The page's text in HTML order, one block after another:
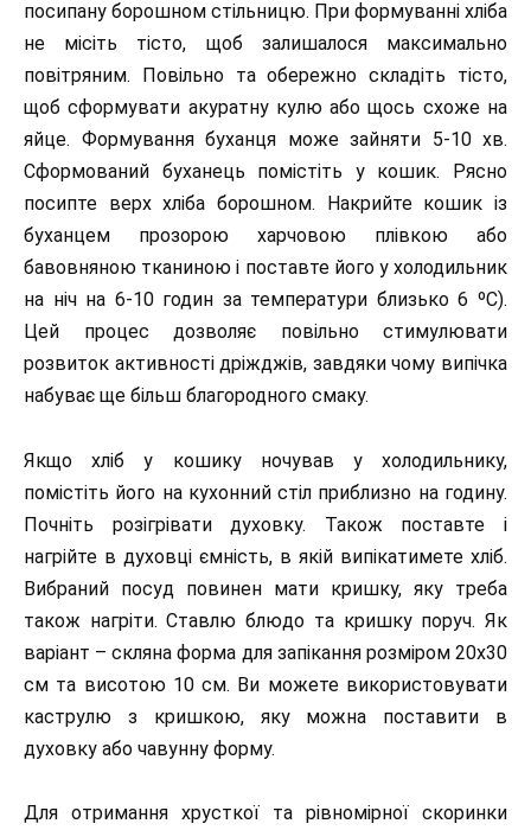
посипану борошном стільницю. При формуванні хліба
не місіть тісто, щоб залишалося максимально
повітряним. Повільно та обережно складіть тісто,
щоб сформувати акуратну кулю або щось схоже на
яйце. Формування буханця може зайняти 5-10 хв.
Сформований буханець помістіть у кошик. Рясно
посипте верх хліба борошном. Накрийте кошик із
буханцем прозорою харчовою плівкою або
бавовняною тканиною і поставте його у холодильник
на ніч на 6-10 годин за температури близько 6 ºС).
Цей процес дозволяє повільно стимулювати
розвиток активності дріжджів, завдяки чому випічка
набуває ще більш благородного смаку.
Якщо хліб у кошику ночував у холодильнику,
помістіть його на кухонний стіл приблизно на годину.
Почніть розігрівати духовку. Також поставте і
нагрійте в духовці ємність, в якій випікатимете хліб.
Вибраний посуд повинен мати кришку, яку треба
також нагріти. Ставлю блюдо та кришку поруч. Як
варіант – скляна форма для запікання розміром 20х30
см та висотою 10 см. Ви можете використовувати
каструлю з кришкою, яку можна поставити в
духовку або чавунну форму.
Для отримання хрусткої та рівномірної скоринки